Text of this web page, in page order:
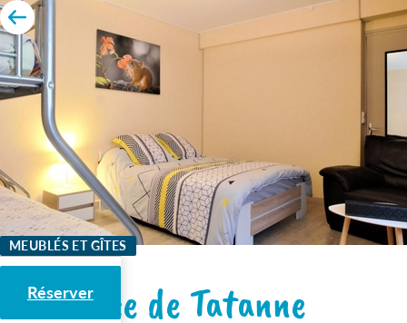
MEUBLÉS ET GÎTES
Réserver
La Remise de Tatanne